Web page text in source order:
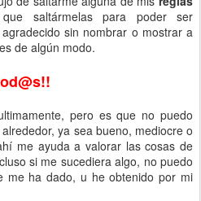
saltármelas para poder ser
sin nombrar o mostrar a
de algún modo.
pero es que no puedo
ya sea bueno, mediocre o
me ayuda a valorar las cosas de
si me sucediera algo, no puedo
me ha dado, u he obtenido por mi